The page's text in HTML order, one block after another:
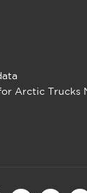
Arctic Trucks